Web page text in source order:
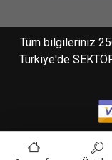
Tüm bilgileriniz
Türkiye'de